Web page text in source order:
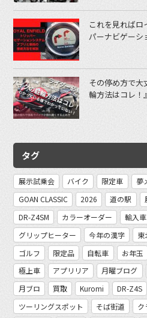
これを見ればロ
パーナビゲーシ
その停め方で大
輪方法はコレ！』
タグ
展示試乗会 バイク 限定車 夢
GOAN CLASSIC
2026 道の駅
DR-Z4SM
カラーオーダー 輸入車
グリップヒーター
今年の漢字 東
ゴルフ
限定品 自転車 お年玉
極上車
アプリリア 月曜ブログ
月ブロ
買取 Kuromi DR-Z4S
ツーリングスポット
そば街道 ク